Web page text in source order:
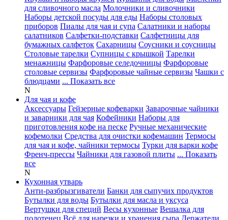
для сливочного масла Молочники и сливочники
Наборы детской посуды для еды Наборы столовых
приборов Пиалы для чая и супа Салатники и наборы
салатников Салфетки-подставки Салфетницы для
бумажных салфеток Сахарницы Соусники и соусницы
Столовые тарелки Супницы с крышкой Тарелки
менажницы Фарфоровые селедочницы Фарфоровые
столовые сервизы Фарфоровые чайные сервизы Чашки с
блюдцами ... Показать все
N
Для чая и кофе
Аксессуары Гейзерные кофеварки Заварочные чайники
и заварники для чая Кофейники Наборы для
приготовления кофе на песке Ручные механические
кофемолки Средства для очистки кофемашин Термосы
для чая и кофе, чайники термосы Турки для варки кофе
Френч-прессы Чайники для газовой плиты ... Показать
все
N
Кухонная утварь
Анти-разбрызгиватели Банки для сыпучих продуктов
Бутылки для воды Бутылки для масла и уксуса
Вертушки для специй Весы кухонные Вешалка для
полотенец Всё для нарезки и хранения сыра Держатели